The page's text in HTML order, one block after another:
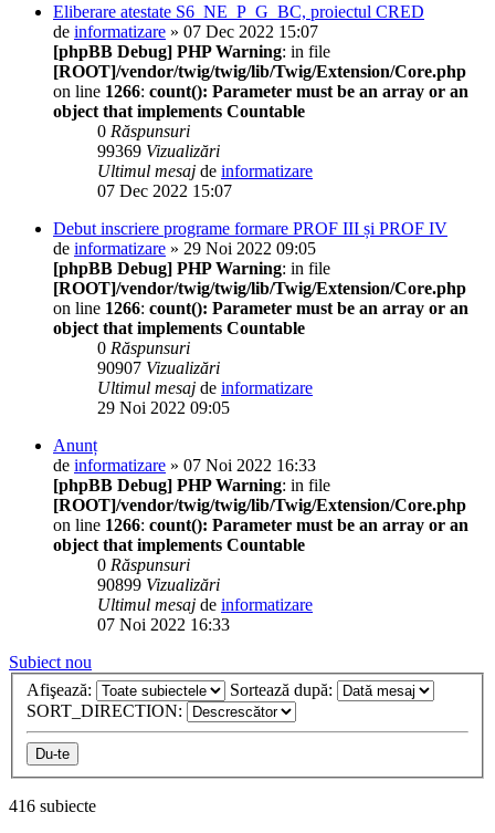
Eliberare atestate S6_NE_P_G_BC, proiectul CRED
de informatizare » 07 Dec 2022 15:07
[phpBB Debug] PHP Warning: in file
[ROOT]/vendor/twig/twig/lib/Twig/Extension/Core.php
on line 1266: count(): Parameter must be an array or an
object that implements Countable
0 Răspunsuri
99369 Vizualizări
Ultimul mesaj de informatizare
07 Dec 2022 15:07
Debut inscriere programe formare PROF III și PROF IV
de informatizare » 29 Noi 2022 09:05
[phpBB Debug] PHP Warning: in file
[ROOT]/vendor/twig/twig/lib/Twig/Extension/Core.php
on line 1266: count(): Parameter must be an array or an
object that implements Countable
0 Răspunsuri
90907 Vizualizări
Ultimul mesaj de informatizare
29 Noi 2022 09:05
Anunț
de informatizare » 07 Noi 2022 16:33
[phpBB Debug] PHP Warning: in file
[ROOT]/vendor/twig/twig/lib/Twig/Extension/Core.php
on line 1266: count(): Parameter must be an array or an
object that implements Countable
0 Răspunsuri
90899 Vizualizări
Ultimul mesaj de informatizare
07 Noi 2022 16:33
Subiect nou
Afişează:
Sortează după:
SORT_DIRECTION:
416 subiecte